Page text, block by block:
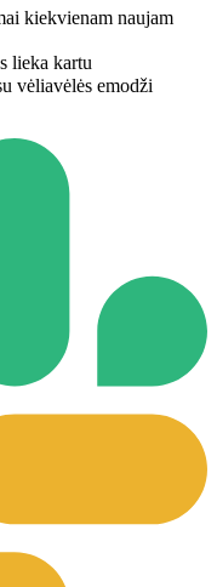
kiekvienam naujam
lieka kartu
vėliavėlės emodži